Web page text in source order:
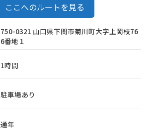
ここへのルートを見る
750-0321 山口県下関市菊川町大字上岡枝76
6番地１
1時間
駐車場あり
通年